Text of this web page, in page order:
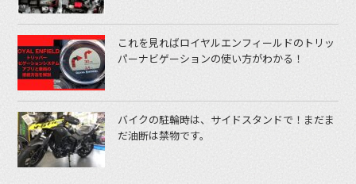
これを見ればロイヤルエンフィールドのトリッ
パーナビゲーションの使い方がわかる！
バイクの駐輪時は、サイドスタンドで！まだま
だ油断は禁物です。